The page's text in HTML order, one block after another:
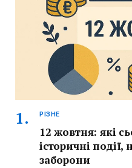
РІЗНЕ
12 жовтня: які
історичні
заборони